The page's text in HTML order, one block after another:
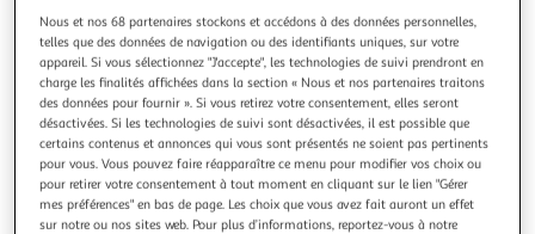
précédente
suivante
FUNKO
Pack 4 Figurines Funko Bitty Pop Pokémon Squirtle
Pack 4 Figurines Funko Bitty Pop Pokémon Squirtle
En savoir +
Vendu par2KINGS
Nous et nos 68 partenaires stockons et accédons à des données personnelles,
telles que des données de navigation ou des identifiants uniques, sur votre
appareil. Si vous sélectionnez "J'accepte", les technologies de suivi prendront en
charge les finalités affichées dans la section « Nous et nos partenaires traitons
des données pour fournir ». Si vous retirez votre consentement, elles seront
désactivées. Si les technologies de suivi sont désactivées, il est possible que
certains contenus et annonces qui vous sont présentés ne soient pas pertinents
pour vous. Vous pouvez faire réapparaître ce menu pour modifier vos choix ou
pour retirer votre consentement à tout moment en cliquant sur le lien "Gérer
mes préférences" en bas de page. Les choix que vous avez fait auront un effet
sur notre ou nos sites web. Pour plus d’informations, reportez-vous à notre